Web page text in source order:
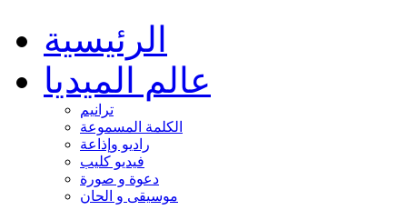
الرئيسية
عالم الميديا
ترانيم
الكلمة المسموعة
راديو وإذاعة
فيديو كليب
دعوة و صورة
موسيقى و الحان